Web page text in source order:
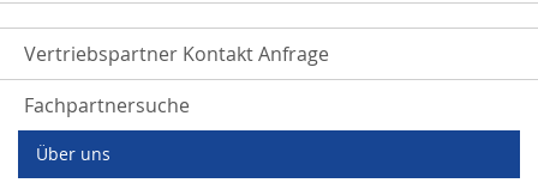
Vertriebspartner Kontakt Anfrage
Fachpartnersuche
Über uns